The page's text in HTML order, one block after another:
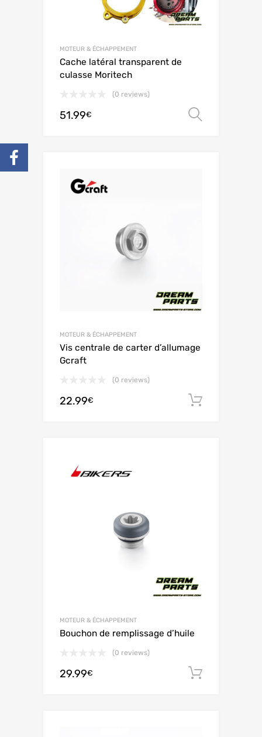
MOTEUR & ÉCHAPPEMENT
Cache latéral transparent de
culasse Moritech
(0 reviews)
51.99€
MOTEUR & ÉCHAPPEMENT
Vis centrale de carter d’allumage
Gcraft
(0 reviews)
22.99€
MOTEUR & ÉCHAPPEMENT
Bouchon de remplissage d’huile
(0 reviews)
29.99€